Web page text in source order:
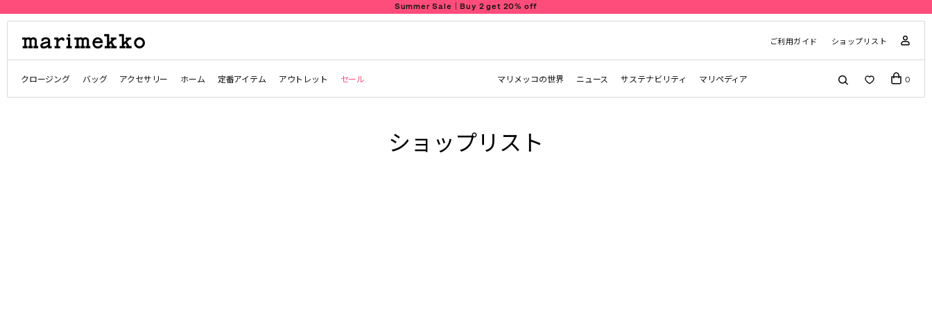
Summer Sale｜Buy 2 get 20% off
ご利用ガイド ショップリスト
クロージング バッグ アクセサリー ホーム 定番アイテム アウトレット セール マリメッコの世界 ニュース サステナビリティ マリペディア 0
ショップリスト